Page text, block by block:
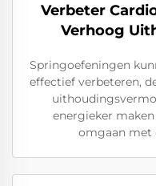
Verbeter
Verhoog
Springoefeningen
effectief verbeteren,
energieker
omgaan met